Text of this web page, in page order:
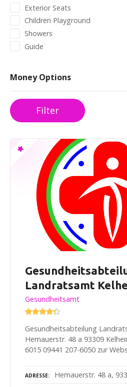
Exterior Seats
Children Playground
Showers
Guide
Money Options
Filter
Landratsamt
Gesundheitsamt
Gesundheitsabteilung
Hemauerstr. 48 a 93309
6015 09441 207-6050 zur
ADRESSE
Hemauerstr. 48 a,